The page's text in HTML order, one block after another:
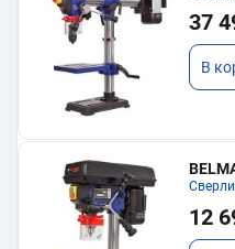
37
В
12